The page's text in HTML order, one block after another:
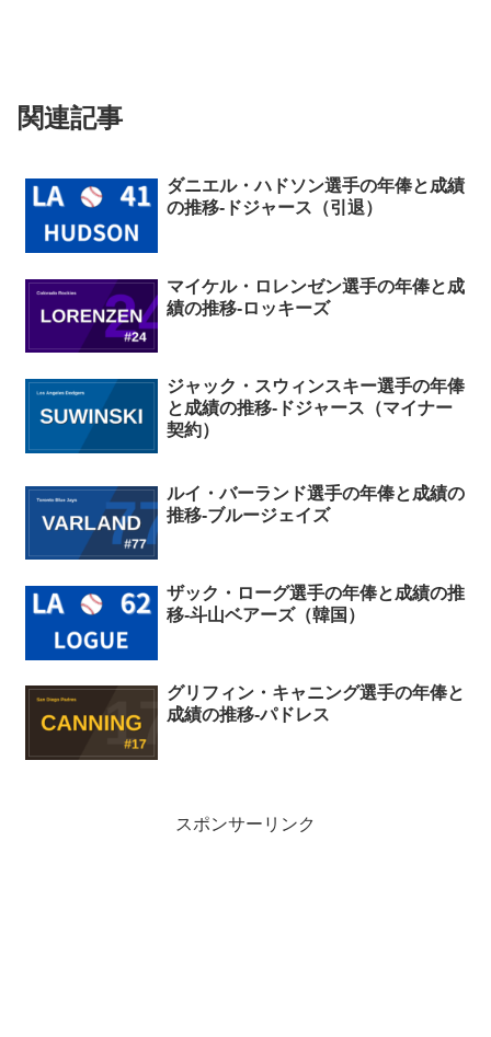
関連記事
ダニエル・ハドソン選手の年俸と成績
の推移-ドジャース（引退）
マイケル・ロレンゼン選手の年俸と成
績の推移-ロッキーズ
ジャック・スウィンスキー選手の年俸
と成績の推移-ドジャース（マイナー
契約）
ルイ・バーランド選手の年俸と成績の
推移-ブルージェイズ
ザック・ローグ選手の年俸と成績の推
移-斗山ベアーズ（韓国）
グリフィン・キャニング選手の年俸と
成績の推移-パドレス
スポンサーリンク